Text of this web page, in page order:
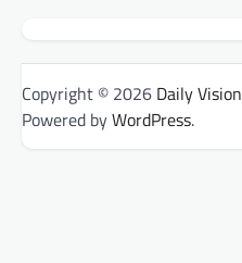
Copyright © 2026 Daily Vision
Powered byWordPress.